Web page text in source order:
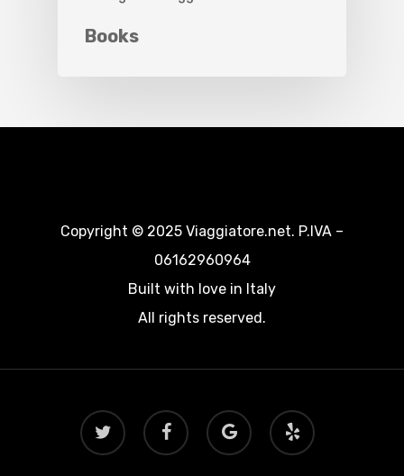
Books
Copyright © 2025 Viaggiatore.net. P.IVA –
06162960964
Built with love in Italy
All rights reserved.
twitter facebook
google-
plus
yelp